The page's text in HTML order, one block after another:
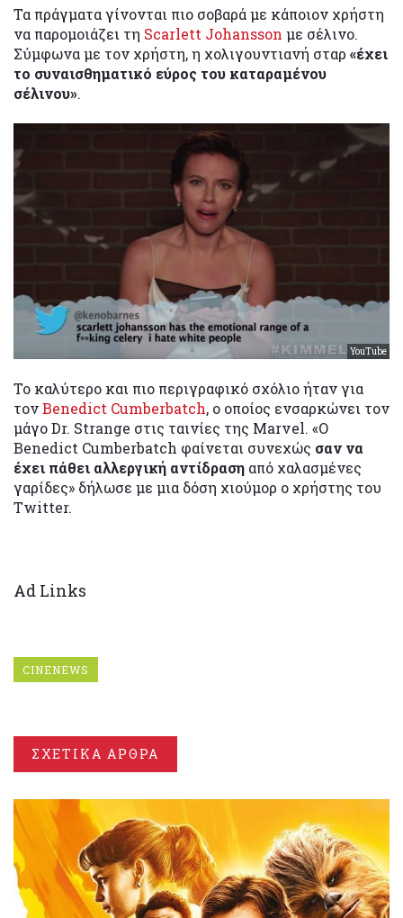
Τα πράγματα γίνονται πιο σοβαρά με κάποιον χρήστη
να παρομοιάζει τη Scarlett Johansson με σέλινο.
Σύμφωνα με τον χρήστη, η χολιγουντιανή σταρ «έχει
το συναισθηματικό εύρος του καταραμένου
σέλινου».
YouTube
Το καλύτερο και πιο περιγραφικό σχόλιο ήταν για
τονBenedict Cumberbatch, ο οποίος ενσαρκώνει τον
μάγο Dr. Strange στις ταινίες της Marvel. «Ο
Benedict Cumberbatch φαίνεται συνεχώς σαν να
έχει πάθει αλλεργική αντίδραση από χαλασμένες
γαρίδες» δήλωσε με μια δόση χιούμορ ο χρήστης του
Twitter.
Ad Links
CINENEWS
ΣΧΕΤΙΚΑ ΑΡΘΡΑ